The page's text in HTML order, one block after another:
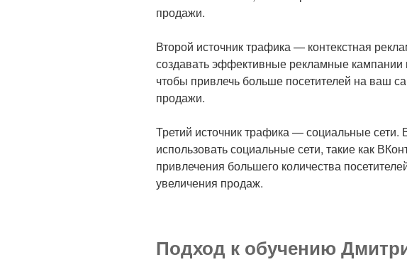
продажи.
Второй источник трафика — контекстная
создавать эффективные рекламные кампании
чтобы привлечь больше посетителей на ваш
продажи.
Третий источник трафика — социальные сети.
использовать социальные сети, такие как
привлечения большего количества
увеличения продаж.
Подход к обучению